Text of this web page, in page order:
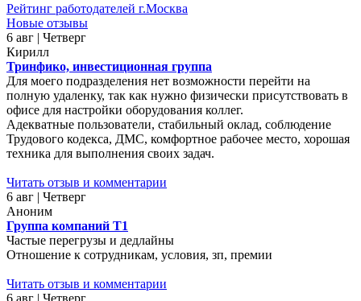
Рейтинг работодателей г.Москва
Новые отзывы
6 авг | Четверг
Кирилл
Тринфико, инвестиционная группа
Для моего подразделения нет возможности перейти на
полную удаленку, так как нужно физически присутствовать в
офисе для настройки оборудования коллег.
Адекватные пользователи, стабильный оклад, соблюдение
Трудового кодекса, ДМС, комфортное рабочее место, хорошая
техника для выполнения своих задач.
Читать отзыв и комментарии
6 авг | Четверг
Аноним
Группа компаний Т1
Частые перегрузы и дедлайны
Отношение к сотрудникам, условия, зп, премии
Читать отзыв и комментарии
6 авг | Четверг